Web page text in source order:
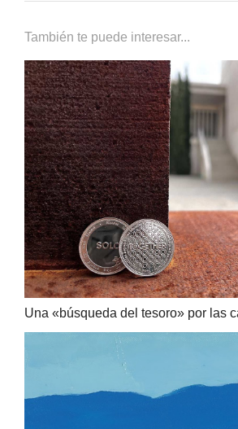
También te puede interesar...
Una «búsqueda del tesoro» por las